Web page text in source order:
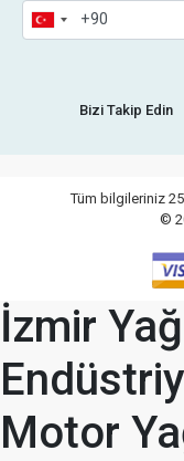
Bizi Takip Edin
Tüm bilgileriniz
©
İzmir
Motor